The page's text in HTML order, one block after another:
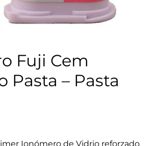
Fuji Cem
Pasta – Pasta
Ionómero de Vidrio reforzado